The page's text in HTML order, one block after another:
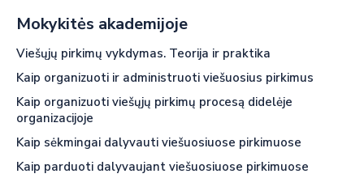
Mokykitės akademijoje
Viešųjų pirkimų vykdymas. Teorija ir praktika
Kaip organizuoti ir administruoti viešuosius pirkimus
Kaip organizuoti viešųjų pirkimų procesą didelėje
organizacijoje
Kaip sėkmingai dalyvauti viešuosiuose pirkimuose
Kaip parduoti dalyvaujant viešuosiuose pirkimuose